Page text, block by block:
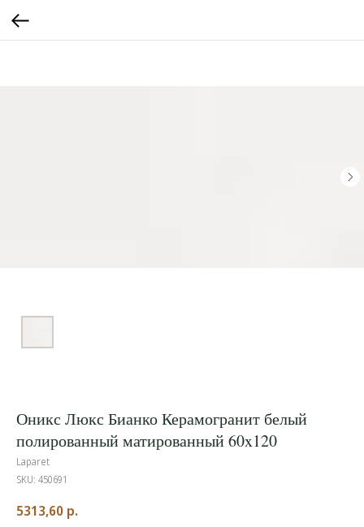
Оникс Люкс Бианко Керамогранит белый
полированный матированный 60x120
Laparet
SKU: 450691
5313,60 р.